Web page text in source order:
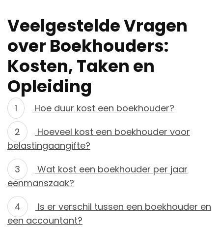
Veelgestelde Vragen
over Boekhouders:
Kosten, Taken en
Opleiding
Hoe duur kost een boekhouder?
Hoeveel kost een boekhouder voor
belastingaangifte?
Wat kost een boekhouder per jaar
eenmanszaak?
Is er verschil tussen een boekhouder en
een accountant?